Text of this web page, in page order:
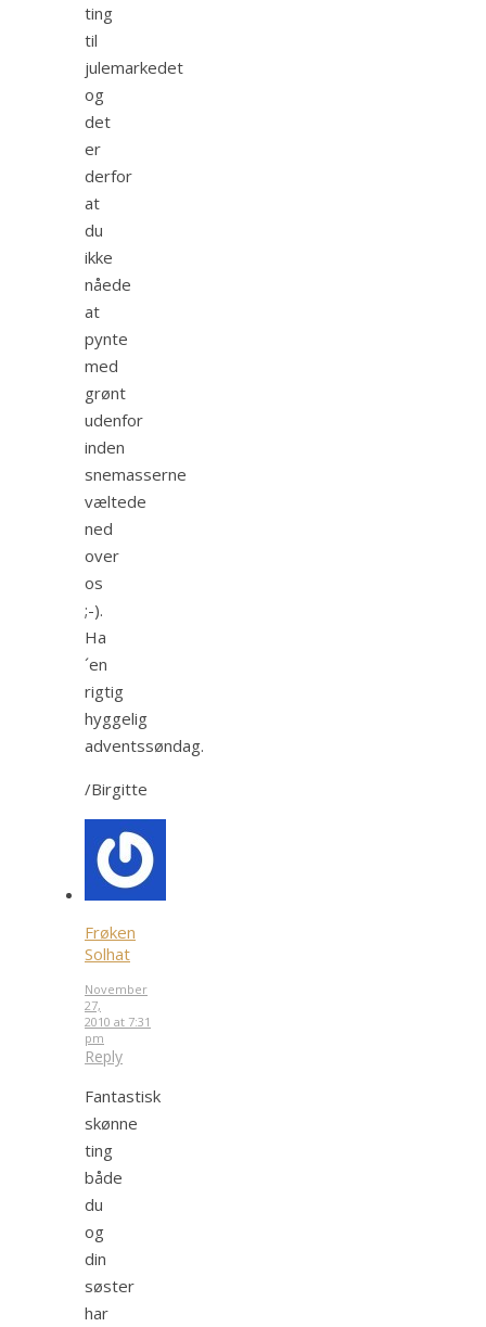
ting
til
julemarkedet
og
det
er
derfor
at
du
ikke
nåede
at
pynte
med
grønt
udenfor
inden
snemasserne
væltede
ned
over
os
;-).
Ha
´en
rigtig
hyggelig
adventssøndag.
/Birgitte
Frøken
Solhat
November
27,
2010 at 7:31
pm
Reply
Fantastisk
skønne
ting
både
du
og
din
søster
har